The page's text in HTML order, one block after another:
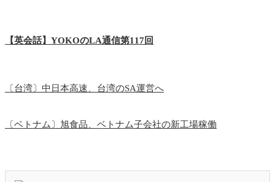
【英会話】YOKOのLA通信第117回
〔台湾〕中日本高速、台湾のSA運営へ
〔ベトナム〕旭食品、ベトナム子会社の新工場稼働